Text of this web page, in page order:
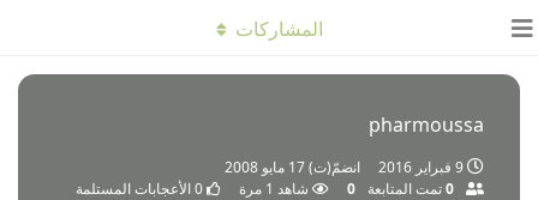
pharmoussa
9 فبراير 2016 انضمّ(ت)17 مايو 2008
0تمت المتابعة 0 شاهد 1 مرة 0الأعجابات المستلمة
المشاركات